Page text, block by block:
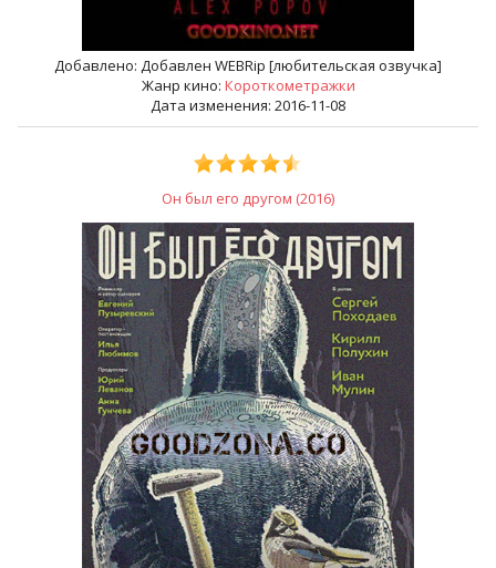
Добавлено: Добавлен WEBRip [любительская озвучка]
Жанр кино: Короткометражки
Дата изменения: 2016-11-08
Он был его другом (2016)